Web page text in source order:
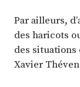
Par ailleurs,
des haricots
des situations
Xavier